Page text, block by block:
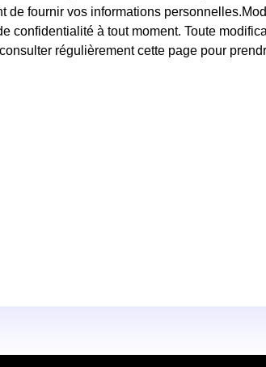
de fournir vos informations
confidentialité à tout moment. Toute
régulièrement cette page pour